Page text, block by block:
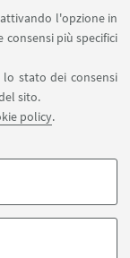
l'opzione in
consensi più specifici
stato dei consensi
sito.
policy.
sul sito, per analisi